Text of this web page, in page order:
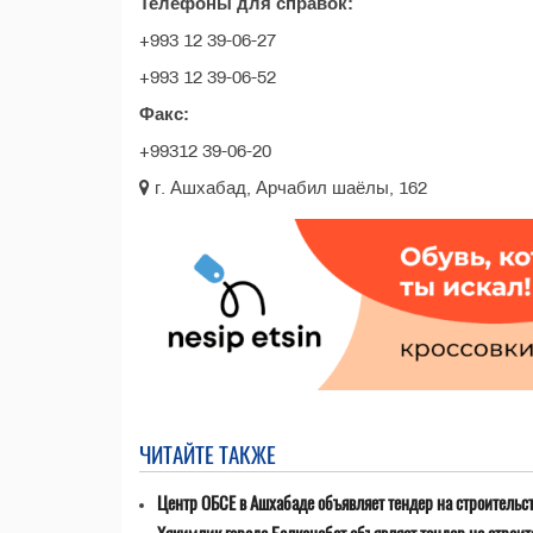
+993 12 39-06-27
+993 12 39-06-52
Факс:
+99312 39-06-20
г. Ашхабад, Арчабил шаёлы, 162
ЧИТАЙТЕ ТАКЖЕ
Центр ОБСЕ в Ашхабаде объявляет тендер на